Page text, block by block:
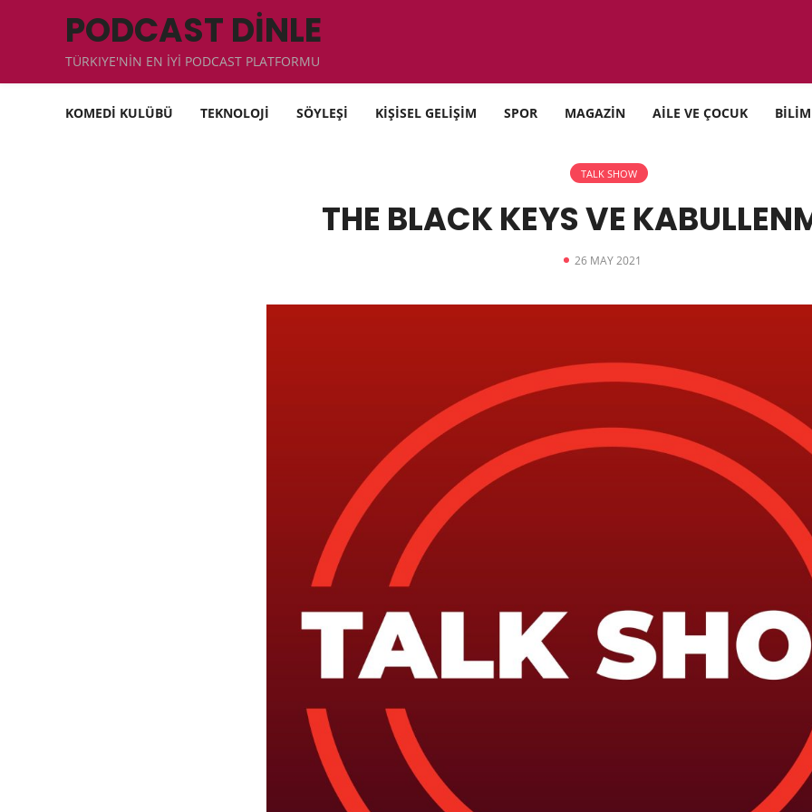
PODCAST DİNLE
TÜRKIYE'NİN EN İYİ PODCAST PLATFORMU
KOMEDİ KULÜBÜ TEKNOLOJİ SÖYLEŞİ KİŞİSEL GELİŞİM SPOR MAGAZİN AİLE VE ÇOCUK BİLİM
TALK SHOW
THE BLACK KEYS VE
26 MAY 2021